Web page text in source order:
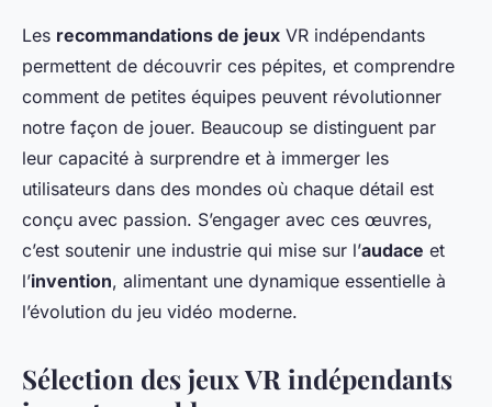
Les recommandations de jeux VR indépendants
permettent de découvrir ces pépites, et comprendre
comment de petites équipes peuvent révolutionner
notre façon de jouer. Beaucoup se distinguent par
leur capacité à surprendre et à immerger les
utilisateurs dans des mondes où chaque détail est
conçu avec passion. S’engager avec ces œuvres,
c’est soutenir une industrie qui mise sur l’audace et
l’invention, alimentant une dynamique essentielle à
l’évolution du jeu vidéo moderne.
Sélection des jeux VR indépendants